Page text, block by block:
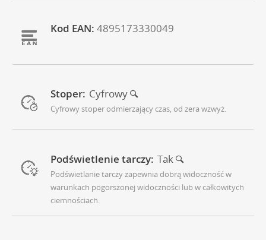
Kod EAN: 4895173330049
Stoper: Cyfrowy
Cyfrowy stoper odmierzający czas, od zera wzwyż.
Podświetlenie tarczy: Tak
Podświetlanie tarczy zapewnia dobrą widoczność w
warunkach pogorszonej widoczności lub w całkowitych
ciemnościach.